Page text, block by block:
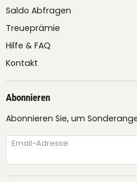
Saldo Abfragen
Treueprämie
Hilfe & FAQ
Kontakt
Abonnieren
Abonnieren Sie, um
Email-Adresse